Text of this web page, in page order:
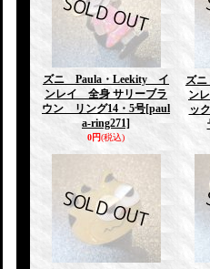
ズニ Paula・Leekity イ
ンレイ 全身 サリーブラ
ウン リング14・5号[paul
a-ring271]
0円(税込)
ズ
ン
ッ